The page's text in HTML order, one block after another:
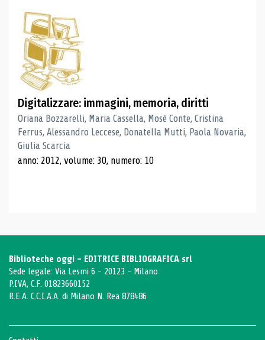
Digitalizzare: immagini, memoria, diritti
Oriana Bozzarelli, Maria Cassella, Mosé Conte, Cristina
Ferrus, Alessandro Leccese, Donatella Mutti, Paola Novaria,
Giulia Scarcia
anno: 2012, volume: 30, numero: 10
Biblioteche oggi - EDITRICE BIBLIOGRAFICA srl
Sede legale: Via Lesmi 6 - 20123 - Milano
P.IVA, C.F. 01823660152
R.E.A. C.C.I.A.A. di Milano N. Rea 878486